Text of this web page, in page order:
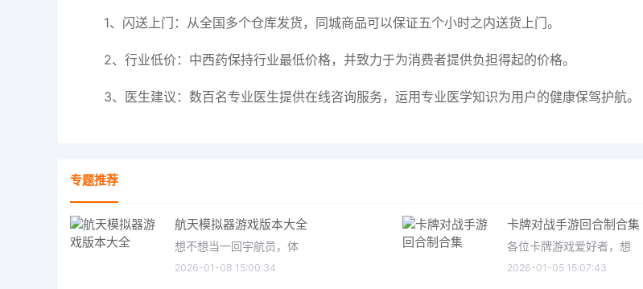
1、闪送上门：从全国多个仓库发货，同城商品可以保证五个小时之内送货上门。
2、行业低价：中西药保持行业最低价格，并致力于为消费者提供负担得起的价格。
3、医生建议：数百名专业医生提供在线咨询服务，运用专业医学知识为用户的健康保驾护航。
专题推荐
航天模拟器游戏版本大全
想不想当一回宇航员，体
2026-01-08 15:00:34
卡牌对战手游回合制合集
各位卡牌游戏爱好者，想
2026-01-05 15:07:43